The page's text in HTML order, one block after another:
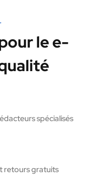
le e-
spécialisés
retours gratuits